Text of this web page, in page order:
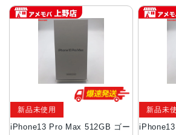
iPhone13 Pro Max 512GB ゴー
新品未使用 新品未